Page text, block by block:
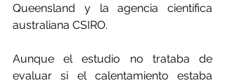
Queensland y la agencia científica
australiana CSIRO.
Aunque el estudio no trataba de
evaluar si el calentamiento estaba